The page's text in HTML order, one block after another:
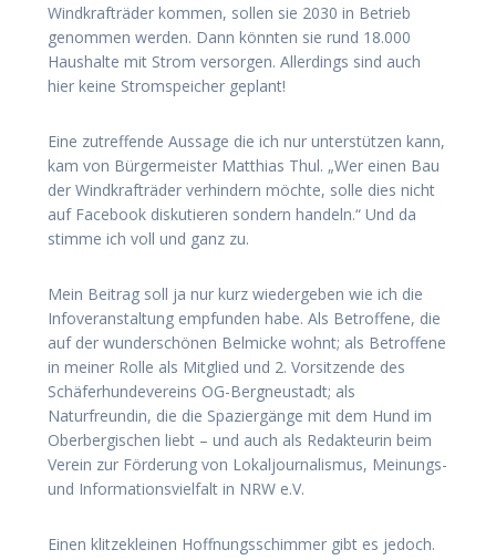
Windkrafträder kommen, sollen sie 2030 in Betrieb
genommen werden. Dann könnten sie rund 18.000
Haushalte mit Strom versorgen. Allerdings sind auch
hier keine Stromspeicher geplant!
Eine zutreffende Aussage die ich nur unterstützen kann,
kam von Bürgermeister Matthias Thul. „Wer einen Bau
der Windkrafträder verhindern möchte, solle dies nicht
auf Facebook diskutieren sondern handeln.“ Und da
stimme ich voll und ganz zu.
Mein Beitrag soll ja nur kurz wiedergeben wie ich die
Infoveranstaltung empfunden habe. Als Betroffene, die
auf der wunderschönen Belmicke wohnt; als Betroffene
in meiner Rolle als Mitglied und 2. Vorsitzende des
Schäferhundevereins OG-Bergneustadt; als
Naturfreundin, die die Spaziergänge mit dem Hund im
Oberbergischen liebt – und auch als Redakteurin beim
Verein zur Förderung von Lokaljournalismus, Meinungs-
und Informationsvielfalt in NRW e.V.
Einen klitzekleinen Hoffnungsschimmer gibt es jedoch.